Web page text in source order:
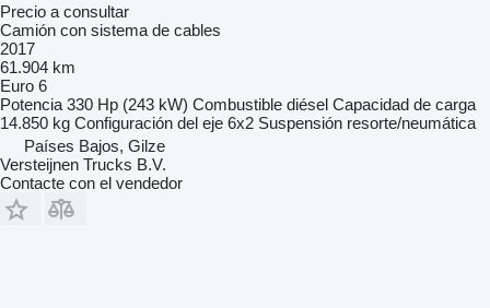
Precio a consultar
Camión con sistema de cables
2017
61.904 km
Euro 6
Potencia 330 Hp (243 kW) Combustible diésel Capacidad de carga
14.850 kg Configuración del eje 6x2 Suspensión resorte/neumática
Países Bajos, Gilze
Versteijnen Trucks B.V.
Contacte con el vendedor